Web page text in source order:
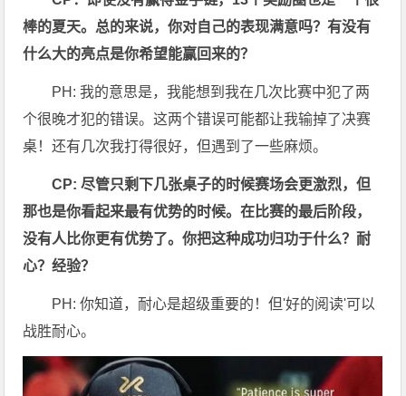
棒的夏天。总的来说，你对自己的表现满意吗？有没有
什么大的亮点是你希望能赢回来的？
PH: 我的意思是，我能想到我在几次比赛中犯了两
个很晚才犯的错误。这两个错误可能都让我输掉了决赛
桌！还有几次我打得很好，但遇到了一些麻烦。
CP: 尽管只剩下几张桌子的时候赛场会更激烈，但
那也是你看起来最有优势的时候。在比赛的最后阶段，
没有人比你更有优势了。你把这种成功归功于什么？耐
心？经验？
PH: 你知道，耐心是超级重要的！但'好的阅读'可以
战胜耐心。